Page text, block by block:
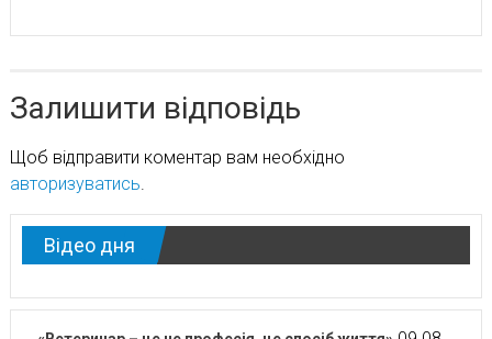
Залишити відповідь
Щоб відправити коментар вам необхідно
авторизуватись.
Відео дня